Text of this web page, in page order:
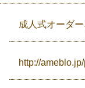
成人式オーダ
http://